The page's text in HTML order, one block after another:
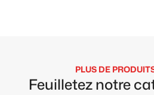
PLUS DE
Feuilletez notre